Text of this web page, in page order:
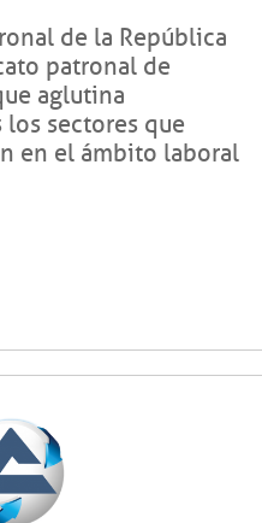
de la República
patronal de
aglutina
sectores que
en el ámbito laboral